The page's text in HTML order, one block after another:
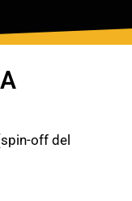
off del